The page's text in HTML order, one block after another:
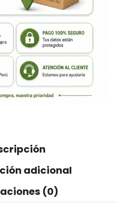
adicional
(0)